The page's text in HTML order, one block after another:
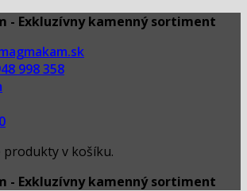
- Exkluzívny kamenný sortiment
998 358
produkty v košíku.
- Exkluzívny kamenný sortiment